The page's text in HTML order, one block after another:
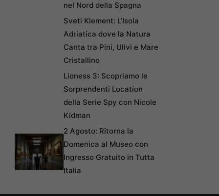
nel Nord della Spagna
Sveti Klement: L’Isola
Adriatica dove la Natura
Canta tra Pini, Ulivi e Mare
Cristallino
Lioness 3: Scopriamo le
Sorprendenti Location
della Serie Spy con Nicole
Kidman
2 Agosto: Ritorna la
Domenica al Museo con
Ingresso Gratuito in Tutta
Italia